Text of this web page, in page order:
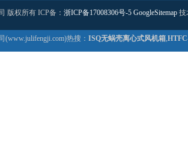
版权所有 ICP备： 浙ICP备17008306号-5 GoogleSitemap 技
热搜： ISQ无蜗壳离心式风机箱,